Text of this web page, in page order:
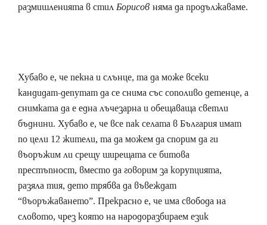
размишленията в стилБорисов няма да продължаваме.
Хубаво е, че пекна и слънце, та да може всеки
кандидат-депутат да се снима със сополиво детенце, а
снимката да е една лъчезарна и обещаваща светли
бъднини. Хубаво е, че все пак селата в България имат
по цели 12 жители, та да можем да спорим да ги
въоръжим ли срещу ширещата се битова
престъпност, вместо да говорим за корупцията,
разяла тия, дето трябва да въвеждат
“въоръжаването”. Прекрасно е, че има свобода на
словото, чрез която на народоразбираем език